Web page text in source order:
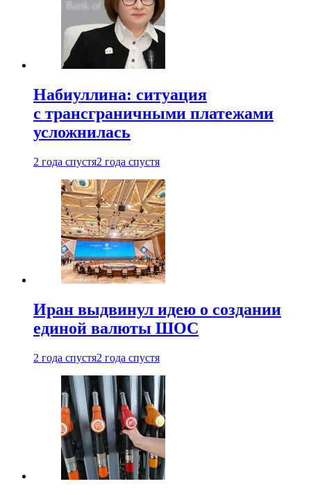
Набиуллина: ситуация
с трансграничными платежами
усложнилась
2 года спустя2 года спустя
Иран выдвинул идею о создании
единой валюты ШОС
2 года спустя2 года спустя